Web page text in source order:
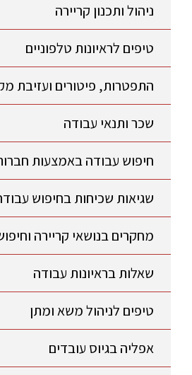
ניהול ותכנון קריירה
טיפים לראיונות טלפוניים
התפטרות, פיטורים ועזיבת
שכר ותנאי עבודה
חיפוש עבודה באמצעות
שגיאות שכיחות בחיפוש
מחקרים בנושאי קריירה
שאלות בראיונות עבודה
טיפים לניהול משא ומתן
אפליה בגיוס עובדים